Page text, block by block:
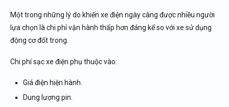
Một trong những lý do khiến xe điện ngày càng được nhiều người
lựa chọn là chi phí vận hành thấp hơn đáng kể so với xe sử dụng
động cơ đốt trong.
Chi phí sạc xe điện phụ thuộc vào:
Giá điện hiện hành.
Dung lượng pin.